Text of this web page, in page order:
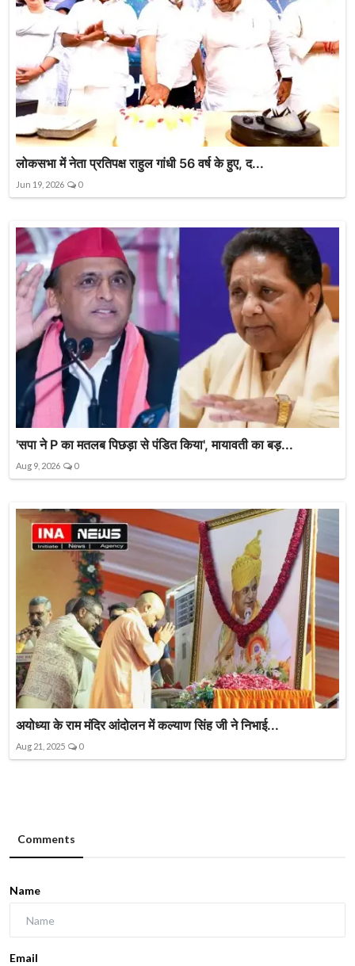
लोकसभा में नेता प्रतिपक्ष राहुल गांधी 56 वर्ष के हुए, द...
Jun 19, 2026 0
'सपा ने P का मतलब पिछड़ा से पंडित किया', मायावती का बड़...
Aug 9, 2026 0
अयोध्या के राम मंदिर आंदोलन में कल्याण सिंह जी ने निभाई...
Aug 21, 2025 0
Comments
Name
Email